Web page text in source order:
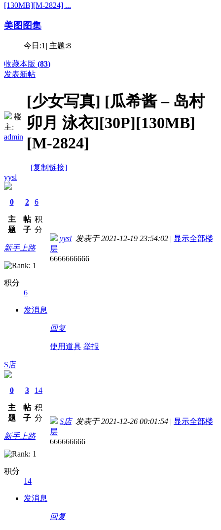
[130MB][M-2824] ...
美图图集
今日:1 | 主题:8
收藏本版 (83)
发表新帖
楼
主:
admin
[少女写真] [瓜希酱 – 岛村
卯月 泳衣][30P][130MB]
[M-2824]
[复制链接]
yysl
0
主
题
2
帖
子
6
积
分
新手上路
积分
6
发消息
yysl 发表于 2021-12-19 23:54:02 | 显示全部楼
层
6666666666
回复
使用道具 举报
S店
0
主
题
3
帖
子
14
积
分
新手上路
积分
14
发消息
S店发表于 2021-12-26 00:01:54 | 显示全部楼
层
666666666
回复